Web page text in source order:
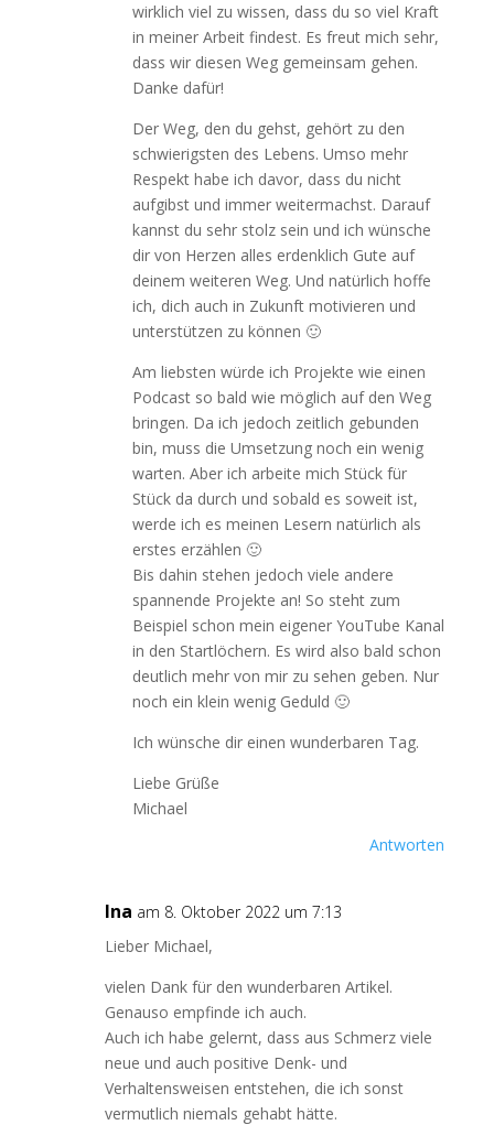
wirklich viel zu wissen, dass du so viel Kraft
in meiner Arbeit findest. Es freut mich sehr,
dass wir diesen Weg gemeinsam gehen.
Danke dafür!
Der Weg, den du gehst, gehört zu den
schwierigsten des Lebens. Umso mehr
Respekt habe ich davor, dass du nicht
aufgibst und immer weitermachst. Darauf
kannst du sehr stolz sein und ich wünsche
dir von Herzen alles erdenklich Gute auf
deinem weiteren Weg. Und natürlich hoffe
ich, dich auch in Zukunft motivieren und
unterstützen zu können 🙂
Am liebsten würde ich Projekte wie einen
Podcast so bald wie möglich auf den Weg
bringen. Da ich jedoch zeitlich gebunden
bin, muss die Umsetzung noch ein wenig
warten. Aber ich arbeite mich Stück für
Stück da durch und sobald es soweit ist,
werde ich es meinen Lesern natürlich als
erstes erzählen 🙂
Bis dahin stehen jedoch viele andere
spannende Projekte an! So steht zum
Beispiel schon mein eigener YouTube Kanal
in den Startlöchern. Es wird also bald schon
deutlich mehr von mir zu sehen geben. Nur
noch ein klein wenig Geduld 🙂
Ich wünsche dir einen wunderbaren Tag.
Liebe Grüße
Michael
Antworten
Ina am 8. Oktober 2022 um 7:13
Lieber Michael,
vielen Dank für den wunderbaren Artikel.
Genauso empfinde ich auch.
Auch ich habe gelernt, dass aus Schmerz viele
neue und auch positive Denk- und
Verhaltensweisen entstehen, die ich sonst
vermutlich niemals gehabt hätte.